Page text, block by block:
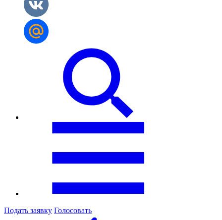
Подать заявку Голосовать